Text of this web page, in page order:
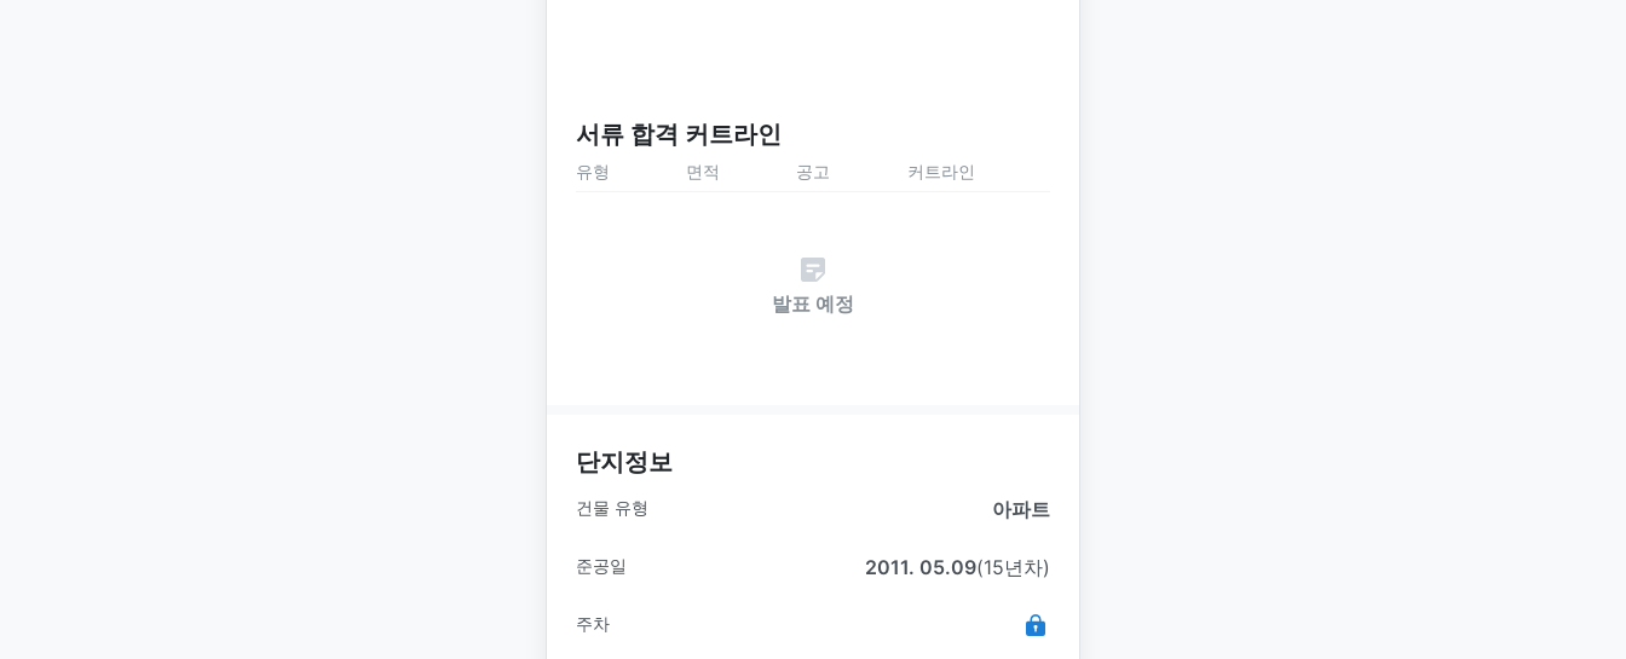
서류 합격 커트라인
유형 면적 공고 커트라인
발표 예정
단지정보
건물 유형 아파트
준공일 2011. 05.09(15년차)
주차